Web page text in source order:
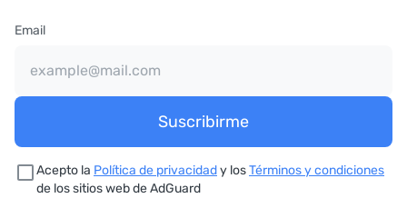
Email
Suscribirme
Acepto la Política de privacidady losTérminos y condiciones
de los sitios web de AdGuard